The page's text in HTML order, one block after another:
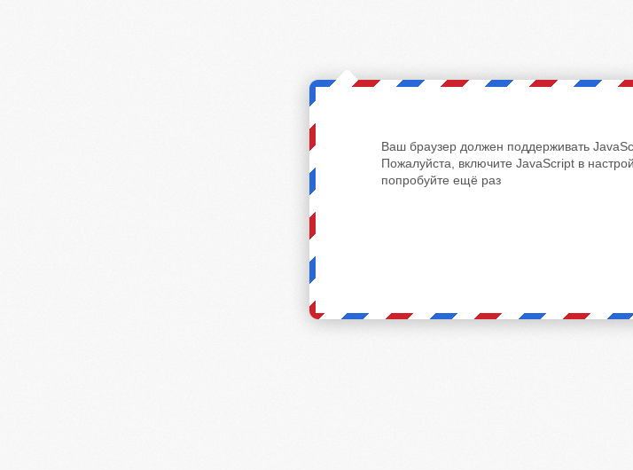
Ваш браузер должен поддерживать
Пожалуйста, включите JavaScript в
попробуйте ещё раз